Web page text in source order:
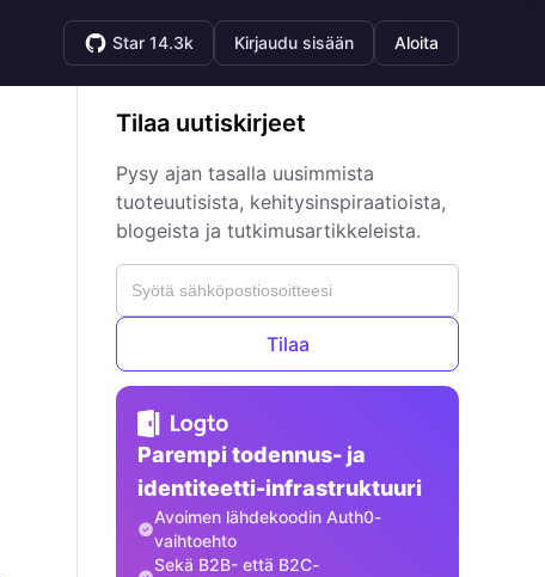
Star 14.3k Kirjaudu sisään Aloita
Tilaa uutiskirjeet
Pysy ajan tasalla uusimmista
tuoteuutisista, kehitysinspiraatioista,
blogeista ja tutkimusartikkeleista.
Tilaa
Parempi todennus- ja
identiteetti-infrastruktuuri
Avoimen lähdekoodin Auth0-
vaihtoehto
Sekä B2B- että B2C-